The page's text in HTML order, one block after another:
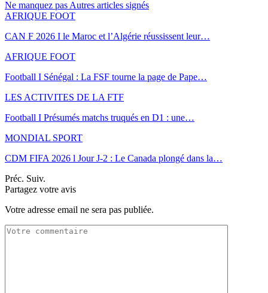
Ne manquez pas Autres articles signés
AFRIQUE FOOT
CAN F 2026 I le Maroc et l’Algérie réussissent leur…
AFRIQUE FOOT
Football I Sénégal : La FSF tourne la page de Pape…
LES ACTIVITES DE LA FTF
Football I Présumés matchs truqués en D1 : une…
MONDIAL SPORT
CDM FIFA 2026 l Jour J-2 : Le Canada plongé dans la…
Préc. Suiv.
Partagez votre avis
Votre adresse email ne sera pas publiée.